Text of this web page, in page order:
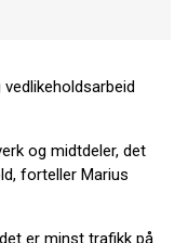
og midtdeler, det
forteller Marius
er minst trafikk på